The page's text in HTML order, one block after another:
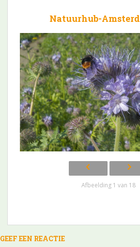
Natuurhub-
Afbeelding 1 van 18
GEEF EEN REACTIE